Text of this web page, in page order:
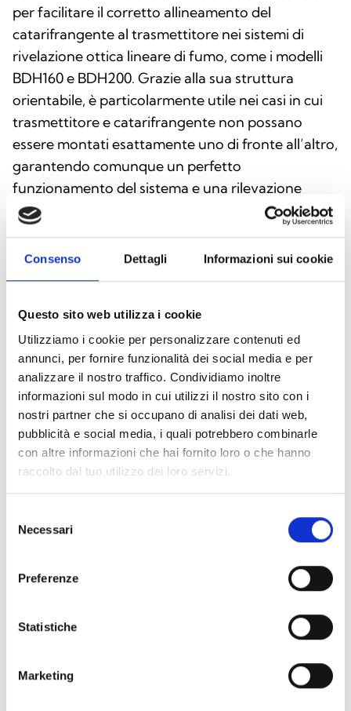
Consenso Dettagli Informazioni sui cookie
Questo sito web utilizza i cookie
Utilizziamo i cookie per personalizzare contenuti ed
annunci, per fornire funzionalità dei social media e per
analizzare il nostro traffico. Condividiamo inoltre
informazioni sul modo in cui utilizzi il nostro sito con i
nostri partner che si occupano di analisi dei dati web,
pubblicità e social media, i quali potrebbero combinarle
con altre informazioni che hai fornito loro o che hanno
raccolto dal tuo utilizzo dei loro servizi.
delNecessari
Preferenze
Statistiche
Marketing
per facilitare il corretto allineamento del
catarifrangente al trasmettitore nei sistemi di
rivelazione ottica lineare di fumo, come i modelli
BDH160 e BDH200. Grazie alla sua struttura
orientabile, è particolarmente utile nei casi in cui
trasmettitore e catarifrangente non possano
essere montati esattamente uno di fronte all’altro,
garantendo comunque un perfetto
funzionamento del sistema e una rilevazione
accurata.
BDFOGKIT: kit anti condensa per
rivelatori ottici lineari in ambienti
umidi
migliorare l’affidabilità dei rivelatori ottici lineari di
fumo installati in ambienti particolarmente umidi
o soggetti a condensa. Il kit include uno schermo
anticondensa da applicare sul ricetrasmettitore e
un catarifrangente singolo FOGREF in materiale
anticondensa, ottimizzati per prevenire falsi